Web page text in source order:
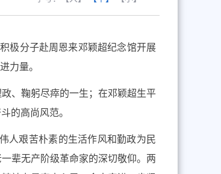
极分子赴周恩来邓颖超纪念馆开展
力量。
、鞠躬尽瘁的一生；在邓颖超生平
的高尚风范。
人艰苦朴素的生活作风和勤政为民
辈无产阶级革命家的深切敬仰。 两